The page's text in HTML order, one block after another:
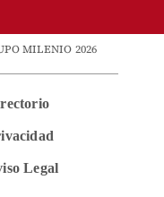
MILENIO 2026
Legal